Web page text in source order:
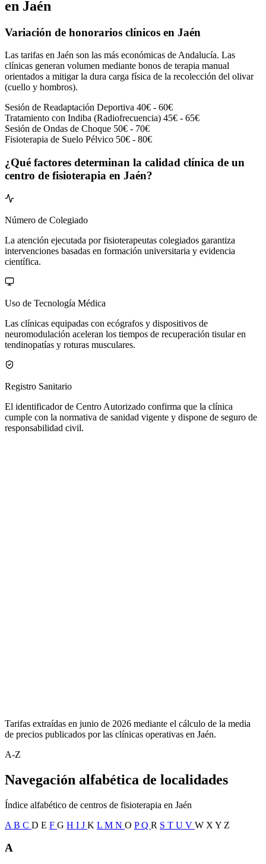
en Jaén
Variación de honorarios clínicos en Jaén
Las tarifas en Jaén son las más económicas de Andalucía. Las
clínicas generan volumen mediante bonos de terapia manual
orientados a mitigar la dura carga física de la recolección del olivar
(cuello y hombros).
Sesión de Readaptación Deportiva 40€ - 60€
Tratamiento con Indiba (Radiofrecuencia) 45€ - 65€
Sesión de Ondas de Choque 50€ - 70€
Fisioterapia de Suelo Pélvico 50€ - 80€
¿Qué factores determinan la calidad clínica de un
centro de fisioterapia en Jaén?
Número de Colegiado
La atención ejecutada por fisioterapeutas colegiados garantiza
intervenciones basadas en formación universitaria y evidencia
científica.
Uso de Tecnología Médica
Las clínicas equipadas con ecógrafos y dispositivos de
neuromodulación aceleran los tiempos de recuperación tisular en
tendinopatías y roturas musculares.
Registro Sanitario
El identificador de Centro Autorizado confirma que la clínica
cumple con la normativa de sanidad vigente y dispone de seguro de
responsabilidad civil.
Tarifas extraídas en junio de 2026 mediante el cálculo de la media
de precios publicados por las clínicas operativas en Jaén.
A-Z
Navegación alfabética de localidades
Índice alfabético de centros de fisioterapia en Jaén
A B C D E F G H I J K L M N O PQ R S T U V W X Y Z
A